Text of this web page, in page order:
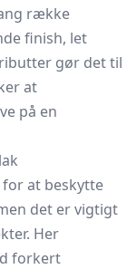
række
finish, let
gør det til
at
på en
at beskytte
det er vigtigt
Her
forkert